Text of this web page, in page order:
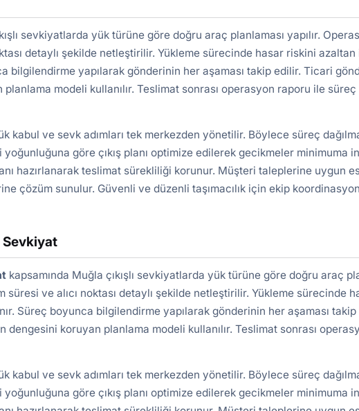
sevkiyatlarda yük türüne göre doğru araç planlaması yapılır.
detaylı şekilde netleştirilir. Yükleme sürecinde hasar riskini
bilgilendirme yapılarak gönderinin her aşaması takip edilir. Ticari
modeli kullanılır. Teslimat sonrası operasyon raporu ile
kabul ve sevk adımları tek merkezden yönetilir. Böylece süreç
yoğunluğuna göre çıkış planı optimize edilerek gecikmeler minimuma
hazırlanarak teslimat sürekliliği korunur. Müşteri taleplerine uygun
çözüm sunulur. Güvenli ve düzenli taşımacılık için ekip
Sevkiyat
kapsamında Muğla çıkışlı sevkiyatlarda yük türüne göre doğru araç
süresi ve alıcı noktası detaylı şekilde netleştirilir. Yükleme sürecinde
Süreç boyunca bilgilendirme yapılarak gönderinin her aşaması takip
koruyan planlama modeli kullanılır. Teslimat sonrası
kabul ve sevk adımları tek merkezden yönetilir. Böylece süreç
yoğunluğuna göre çıkış planı optimize edilerek gecikmeler minimuma